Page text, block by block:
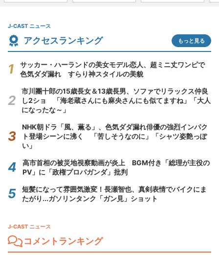
J-CAST ニュース
アクセスランキング もっと見る
サッカー・ハーランドの美女モデル恋人、超ミニ丈ワンピで
色気ダダ漏れ すらり神スタイルの美貌
市川團十郎の15歳長女＆13歳長男、ソファでリラックス仲良
し2ショ 「海老蔵さんにも麻央さんにも似てますね」「大人
になったな～」
NHK朝ドラ「風、薫る」、色気ダダ漏れ俳優の強烈インパク
ト登場シーンに沸く 「苦しそうなのに」「シャツ姿艶っぽ
い」
高市首相の被災地視察動画が炎上 BGM付き「総理が主役の
PV」に「政権プロパガンダ」批判
短髪になって雰囲気激変！長瀬智也、真剣表情でバイクにま
たがり...ガソリンタンク「ガン見」ショット
J-CAST ニュース
コメントランキング